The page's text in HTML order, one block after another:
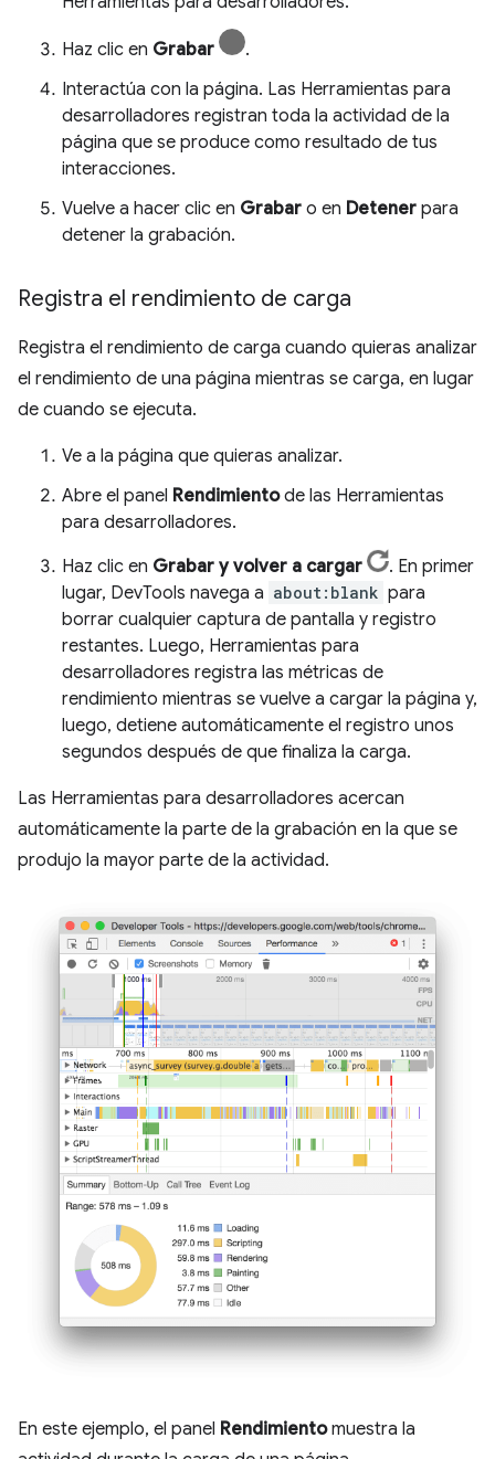
Haz clic en Grabar
.
Interactúa con la página. Las Herramientas para
desarrolladores registran toda la actividad de la
página que se produce como resultado de tus
interacciones.
Vuelve a hacer clic en Grabar o en Detener para
detener la grabación.
Registra el rendimiento de carga
Registra el rendimiento de carga cuando quieras analizar
el rendimiento de una página mientras se carga, en lugar
de cuando se ejecuta.
Ve a la página que quieras analizar.
Abre el panel Rendimientode las Herramientas
para desarrolladores.
Haz clic en Grabar y volver a cargar
. En primer
lugar, DevTools navega a about:blank para
borrar cualquier captura de pantalla y registro
restantes. Luego, Herramientas para
desarrolladores registra las métricas de
rendimiento mientras se vuelve a cargar la página y,
luego, detiene automáticamente el registro unos
segundos después de que finaliza la carga.
Las Herramientas para desarrolladores acercan
automáticamente la parte de la grabación en la que se
produjo la mayor parte de la actividad.
En este ejemplo, el panel Rendimientomuestra la